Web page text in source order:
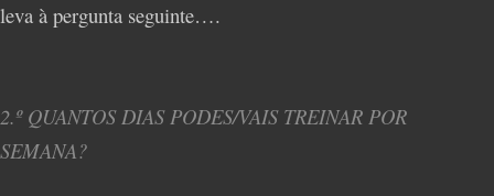
leva à pergunta seguinte….
2.º QUANTOS DIAS PODES/VAIS TREINAR POR
SEMANA?